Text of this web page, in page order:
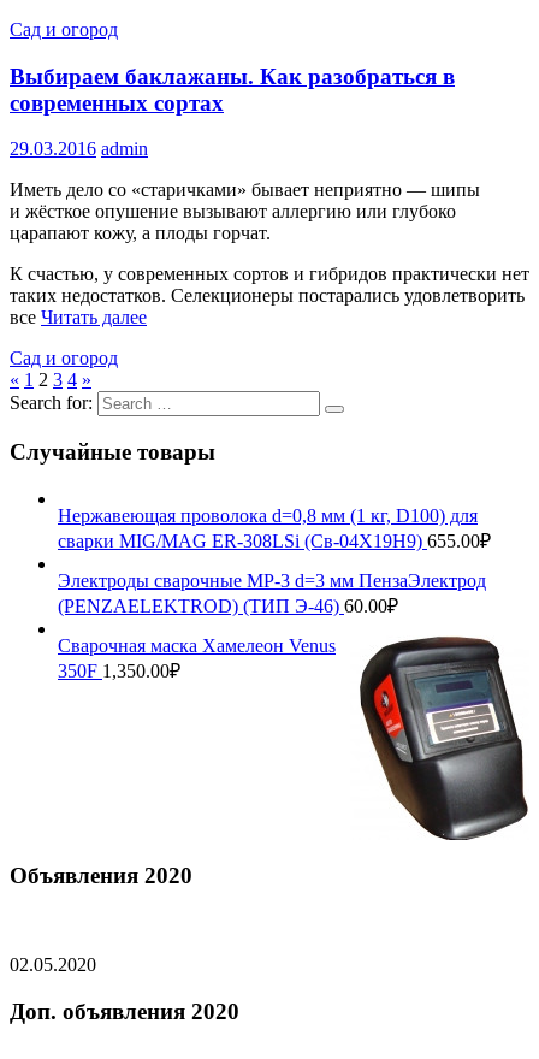
Сад и огород
Выбираем баклажаны. Как разобраться в
современных сортах
29.03.2016 admin
Иметь дело со «старичками» бывает неприятно — шипы
и жёсткое опушение вызывают аллергию или глубоко
царапают кожу, а плоды горчат.
К счастью, у современных сортов и гибридов практически нет
таких недостатков. Селекционеры постарались удовлетворить
все Читать далее
Сад и огород
« 1 2 3 4 »
Search for:
Случайные товары
Нержавеющая проволока d=0,8 мм (1 кг, D100) для
сварки MIG/MAG ER-308LSi (Св-04Х19Н9) 655.00₽
Электроды сварочные МР-3 d=3 мм ПензаЭлектрод
(PENZAELEKTROD) (ТИП Э-46) 60.00₽
Сварочная маска Хамелеон Venus
350F 1,350.00₽
Объявления 2020
02.05.2020
Доп. объявления 2020